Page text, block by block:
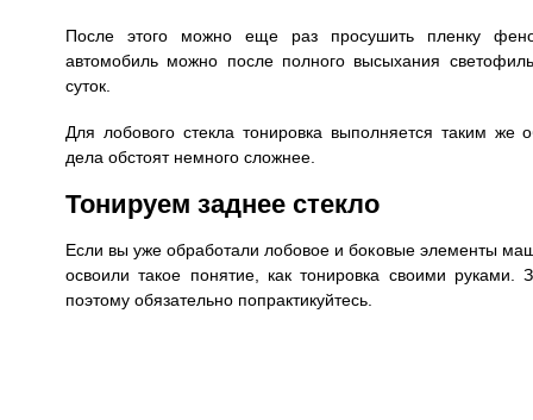
После этого можно еще раз просушить пленку
автомобиль можно после полного высыхания
суток.
Для лобового стекла тонировка выполняется таким
дела обстоят немного сложнее.
Тонируем заднее стекло
Если вы уже обработали лобовое и боковые элементы
освоили такое понятие, как тонировка своими руками.
поэтому обязательно попрактикуйтесь.